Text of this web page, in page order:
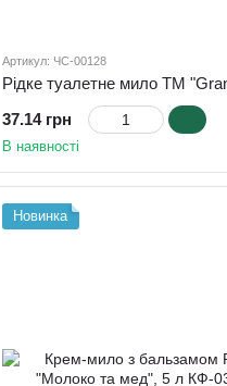
Артикул: ЧС-00128
37.14 грн
В наявності
Новинка